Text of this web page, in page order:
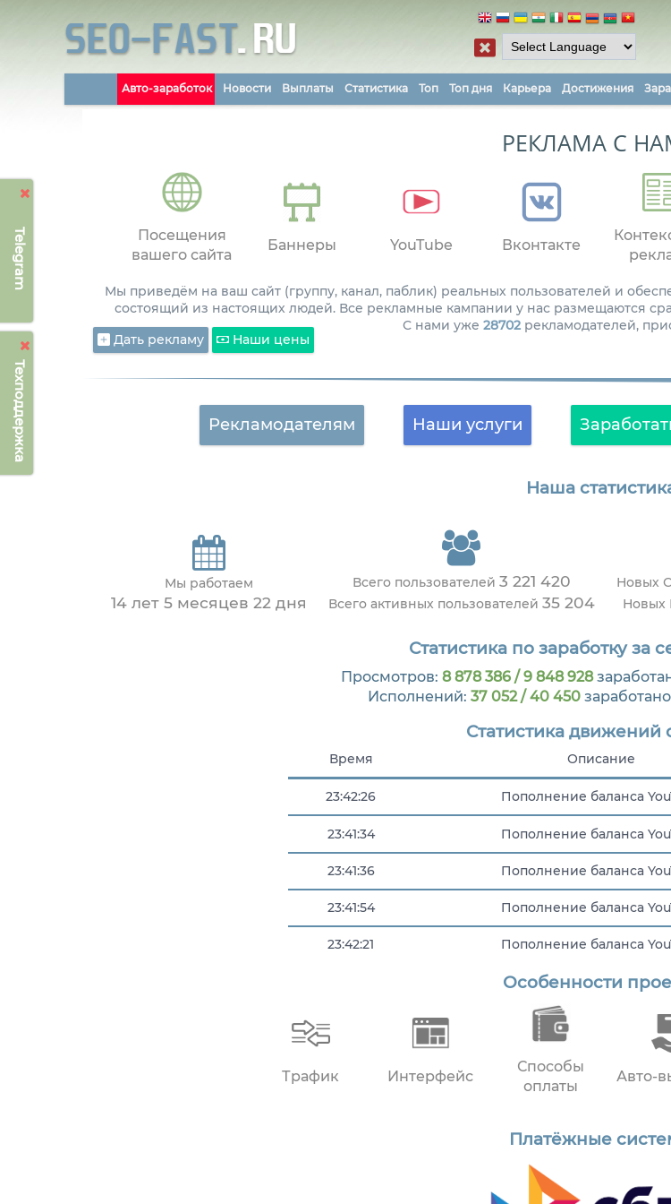
Telegram
Техподдержка
Авто-заработок Новости Выплаты Статистика Топ Топ дня Карьера Достижения
РЕКЛАМА С
Посещения
вашего сайта
Баннеры YouTube Вконтакте
Мы приведём на ваш сайт (группу, канал, паблик) реальных пользователей и
состоящий из настоящих людей. Все рекламные кампании у нас размещаются
С нами уже 28702рекламодателей,
Дать рекламу
Наши цены
Рекламодателям Наши услуги
Наша
Мы работаем
14 лет 5 месяцев 22 дня
Всего пользователей 3 221 420
Всего активных пользователей 35 204
Новых
Новых
Статистика по заработку за
Просмотров: 8 878 386 / 9 848 928
Исполнений: 37 052 / 40 450
Статистика движений
Время Описание
23:42:26 Пополнение баланса
23:41:34 Пополнение баланса
23:41:36 Пополнение баланса
23:41:54 Пополнение баланса
23:42:21 Пополнение баланса
Пополнение баланса
Особенности
Трафик Интерфейс
Способы
оплаты
Авто-
Платёжные